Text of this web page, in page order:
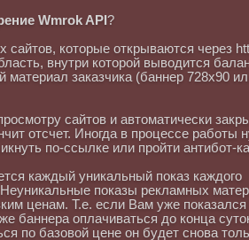
Wmrok API ?
сайтов, которые открываются через
внутри которой выводится
материал заказчика (баннер 728x90
сайтов и автоматически
отсчет. Иногда в процессе работы
по-ссылке или пройти антибот-
каждый уникальный показ каждого
показы рекламных
ценам. Т.е. если Вам уже показался
баннера оплачиваться до конца
по базовой цене он будет снова